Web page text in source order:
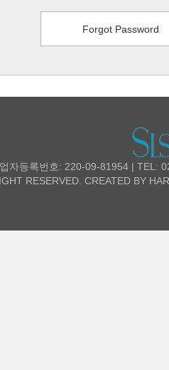
Forgot Password
자등록번호: 220-09-81954 | TEL:
RESERVED. CREATED BY